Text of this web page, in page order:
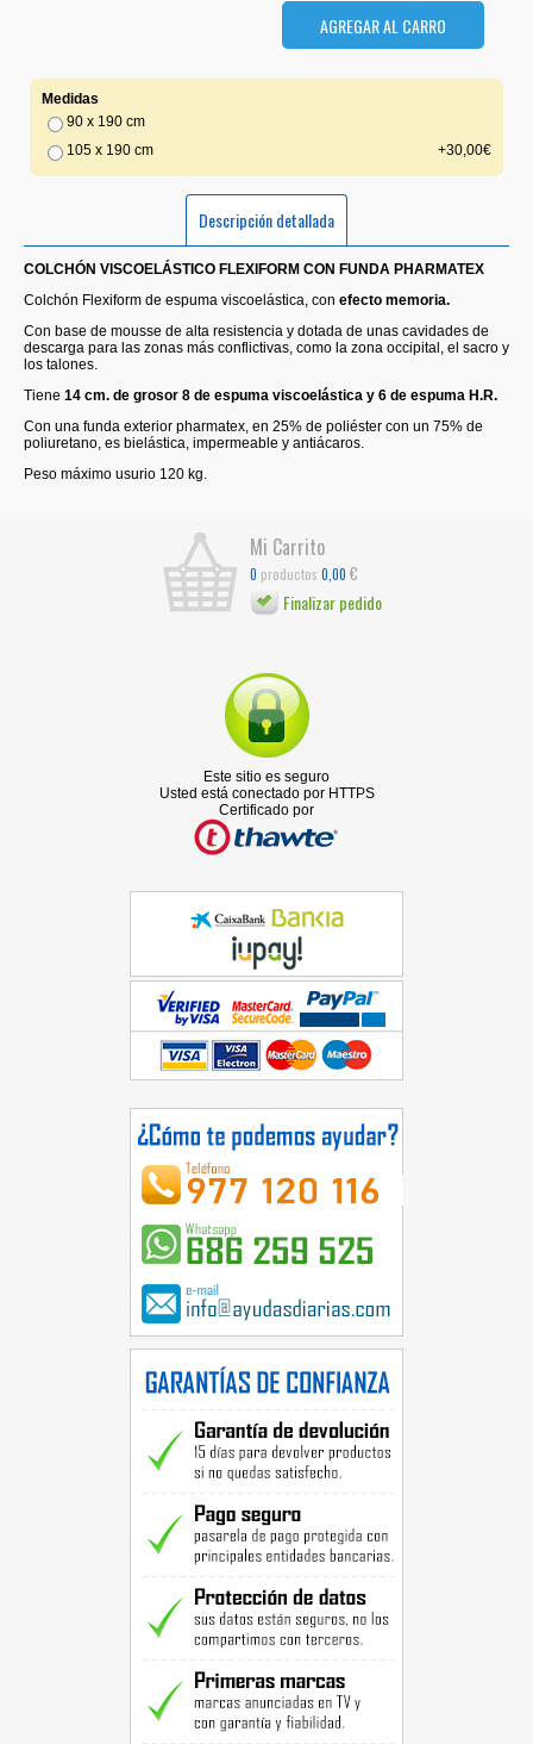
Medidas
90 x 190 cm
105 x 190 cm
+30,00€
Descripción detallada
COLCHÓN VISCOELÁSTICO FLEXIFORM CON FUNDA PHARMATEX
Colchón Flexiform de espuma viscoelástica, con efecto memoria.
Con base de mousse de alta resistencia y dotada de unas cavidades de
descarga para las zonas más conflictivas, como la zona occipital, el sacro y
los talones.
Tiene 14 cm. de grosor 8 de espuma viscoelástica y 6 de espuma H.R.
Con una funda exterior pharmatex, en 25% de poliéster con un 75% de
poliuretano, es bielástica, impermeable y antiácaros.
Peso máximo usurio 120 kg.
Mi Carrito
0 productos 0,00 €
Finalizar pedido
Este sitio es seguro
Usted está conectado por HTTPS
Certificado por